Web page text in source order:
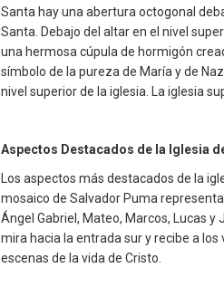
Santa hay una abertura octogonal
Santa. Debajo del altar en el nivel
una hermosa cúpula de hormigón
símbolo de la pureza de María y de
nivel superior de la iglesia. La iglesia
Aspectos Destacados de la Iglesia
Los aspectos más destacados de la
mosaico de Salvador Puma
Ángel Gabriel, Mateo, Marcos, Lucas
mira hacia la entrada sur y recibe a
escenas de la vida de Cristo.